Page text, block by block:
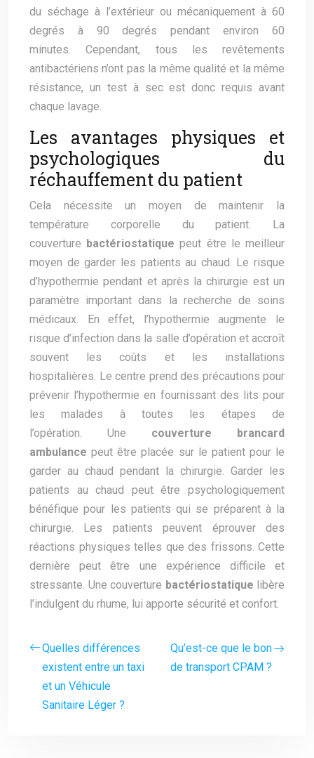
du séchage à l’extérieur ou mécaniquement à 60
degrés à 90 degrés pendant environ 60
minutes. Cependant, tous les revêtements
antibactériens n’ont pas la même qualité et la même
résistance, un test à sec est donc requis avant
chaque lavage.
Les avantages physiques et
psychologiques du
réchauffement du patient
Cela nécessite un moyen de maintenir la
température corporelle du patient. La
couverture bactériostatique peut être le meilleur
moyen de garder les patients au chaud. Le risque
d’hypothermie pendant et après la chirurgie est un
paramètre important dans la recherche de soins
médicaux. En effet, l’hypothermie augmente le
risque d’infection dans la salle d’opération et accroît
souvent les coûts et les installations
hospitalières. Le centre prend des précautions pour
prévenir l’hypothermie en fournissant des lits pour
les malades à toutes les étapes de
l’opération. Une couverture brancard
ambulance peut être placée sur le patient pour le
garder au chaud pendant la chirurgie. Garder les
patients au chaud peut être psychologiquement
bénéfique pour les patients qui se préparent à la
chirurgie. Les patients peuvent éprouver des
réactions physiques telles que des frissons. Cette
dernière peut être une expérience difficile et
stressante. Une couverture bactériostatique libère
l’indulgent du rhume, lui apporte sécurité et confort.
Quelles différences
existent entre un taxi
et un Véhicule
Sanitaire Léger ?
Qu’est-ce que le bon
de transport CPAM ?